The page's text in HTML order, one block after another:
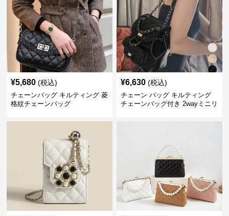
¥5,680 (税込)
チェーンバッグ キルティング 菱
格紋チェーンバッグ
¥6,630 (税込)
チェーン バッグ キルティング
チェーンバッグ付き 2wayミニリ